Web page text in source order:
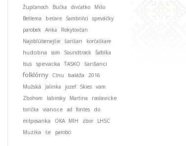
Župčanoch
Bučka divćatko
Mišo
Betlema
beťare Šambriňci
speváčky
parobek
Anka
Rokytovčan
Najobľúbenejšie šarišan korčaškare
hudobna som Soundtrack Šafolka
Isus
spevacka ŤASKO šarišanci
folklórny Cínu baláža
2016
Mužská
Jalinka jozef Skies vam
Zbohom
labirsky Martina
raslavicke
torička
vianoce ad fontes
do
milposanka
OKA MIH zbor
LHSC
Muzika
śe parobci